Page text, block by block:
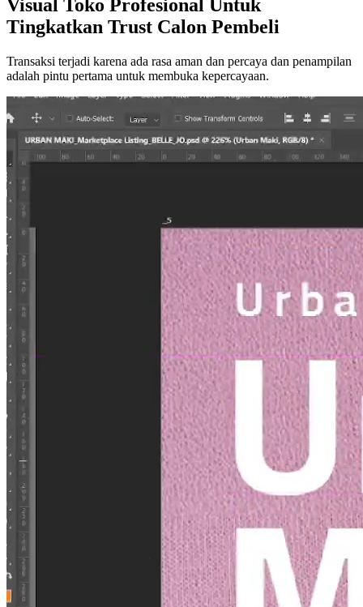
Visual Toko Profesional Untuk
Tingkatkan Trust Calon Pembeli
Transaksi terjadi karena ada rasa aman dan percaya dan penampilan
adalah pintu pertama untuk membuka kepercayaan.